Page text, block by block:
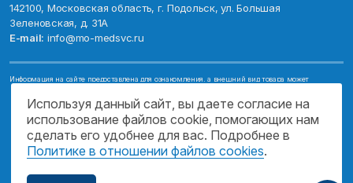
142100, Московская область, г. Подольск, ул. Большая
Зеленовская, д. 31А
E-mail: info@mo-medsvc.ru
Информация на сайте предоставлена для ознакомления, а внешний вид товара может
Имеются противопоказания, проконсультируйтесь со специалистом!
© 2026. ГОСУДАРСТВЕННОЕ БЮДЖЕТНОЕ УЧРЕЖДЕНИЕ МОСКОВСКОЙ
ОБЛАСТИ "МОСОБЛМЕДСЕРВИС"
ПОДДЕРЖКА САЙТА
Используя данный сайт, вы даете согласие на
использование файлов cookie, помогающих нам
сделать его удобнее для вас. Подробнее в
Политике в отношении файлов cookies.